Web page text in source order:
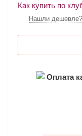
Как купить по
Нашли дешевле?
Оплата